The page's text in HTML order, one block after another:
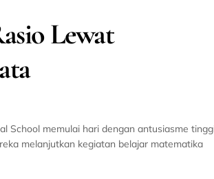
Lewat
School memulai hari dengan antusiasme
melanjutkan kegiatan belajar matematika